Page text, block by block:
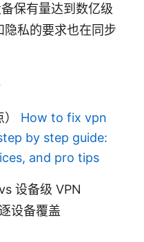
保有量达到数亿级
私的要求也在同步
How to fix vpn
by step guide:
and pro tips
设备级 VPN
设备覆盖